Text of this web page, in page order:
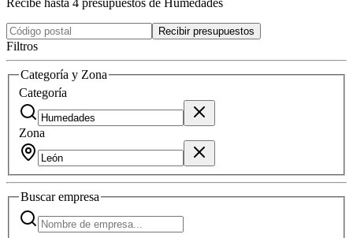
Recibir presupuestos
Filtros
Categoría y Zona
Categoría
Zona
Buscarempresa